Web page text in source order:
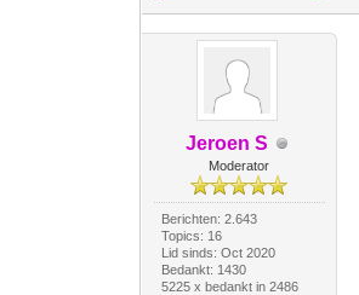
Jeroen S
Moderator
Berichten: 2.643
Topics: 16
Lid sinds: Oct 2020
Bedankt: 1430
5225 x bedankt in 2486